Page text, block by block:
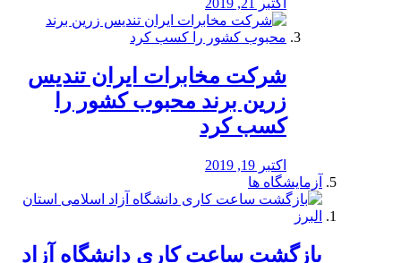
اکتبر 21, 2019
شرکت مخابرات ایران تندیس
زرین برند محبوب کشور را
کسب کرد
اکتبر 19, 2019
آزمایشگاه ها
بازگشت ساعت کاری دانشگاه آزاد